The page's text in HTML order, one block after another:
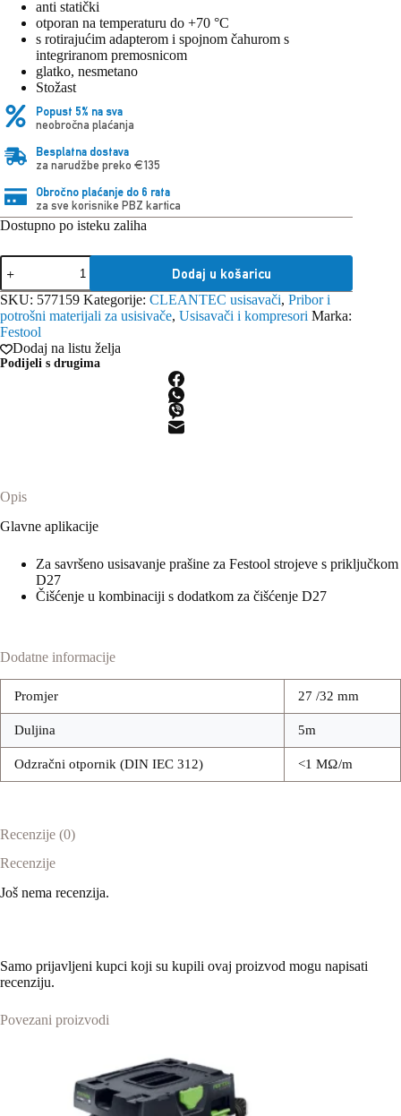
anti statički
otporan na temperaturu do +70 °C
s rotirajućim adapterom i spojnom čahurom s
integriranom premosnicom
glatko, nesmetano
Stožast
Popust 5% na sva
neobročna plaćanja
Besplatna dostava
za narudžbe preko €135
Obročno plaćanje do 6 rata
za sve korisnike PBZ kartica
Dostupno po isteku zaliha
Festool
Odsisno
crijevo
D
27/32x5m-
AS/CTR
količina
Dodaj u košaricu
SKU: 577159 Kategorije: CLEANTEC usisavači, Pribor i
potrošni materijali za usisivače, Usisavači i kompresori Marka:
Festool
Dodaj na listu želja
Podijeli s drugima
Opis
Glavne aplikacije
Za savršeno usisavanje prašine za Festool strojeve s priključkom
D27
Čišćenje u kombinaciji s dodatkom za čišćenje D27
Dodatne informacije
Promjer 27 /32 mm
Duljina 5m
Odzračni otpornik (DIN IEC 312) <1 MΩ/m
Recenzije (0)
Recenzije
Još nema recenzija.
Samo prijavljeni kupci koji su kupili ovaj proizvod mogu napisati
recenziju.
Povezani proizvodi